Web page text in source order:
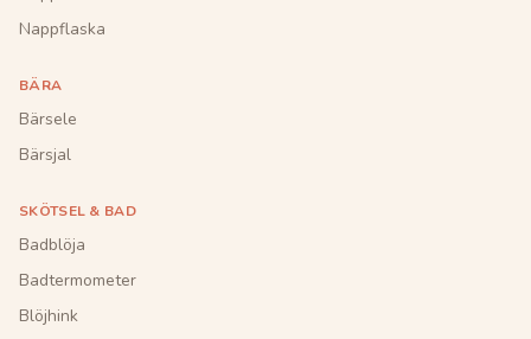
Nappflaska
BÄRA
Bärsele
Bärsjal
SKÖTSEL & BAD
Badblöja
Badtermometer
Blöjhink